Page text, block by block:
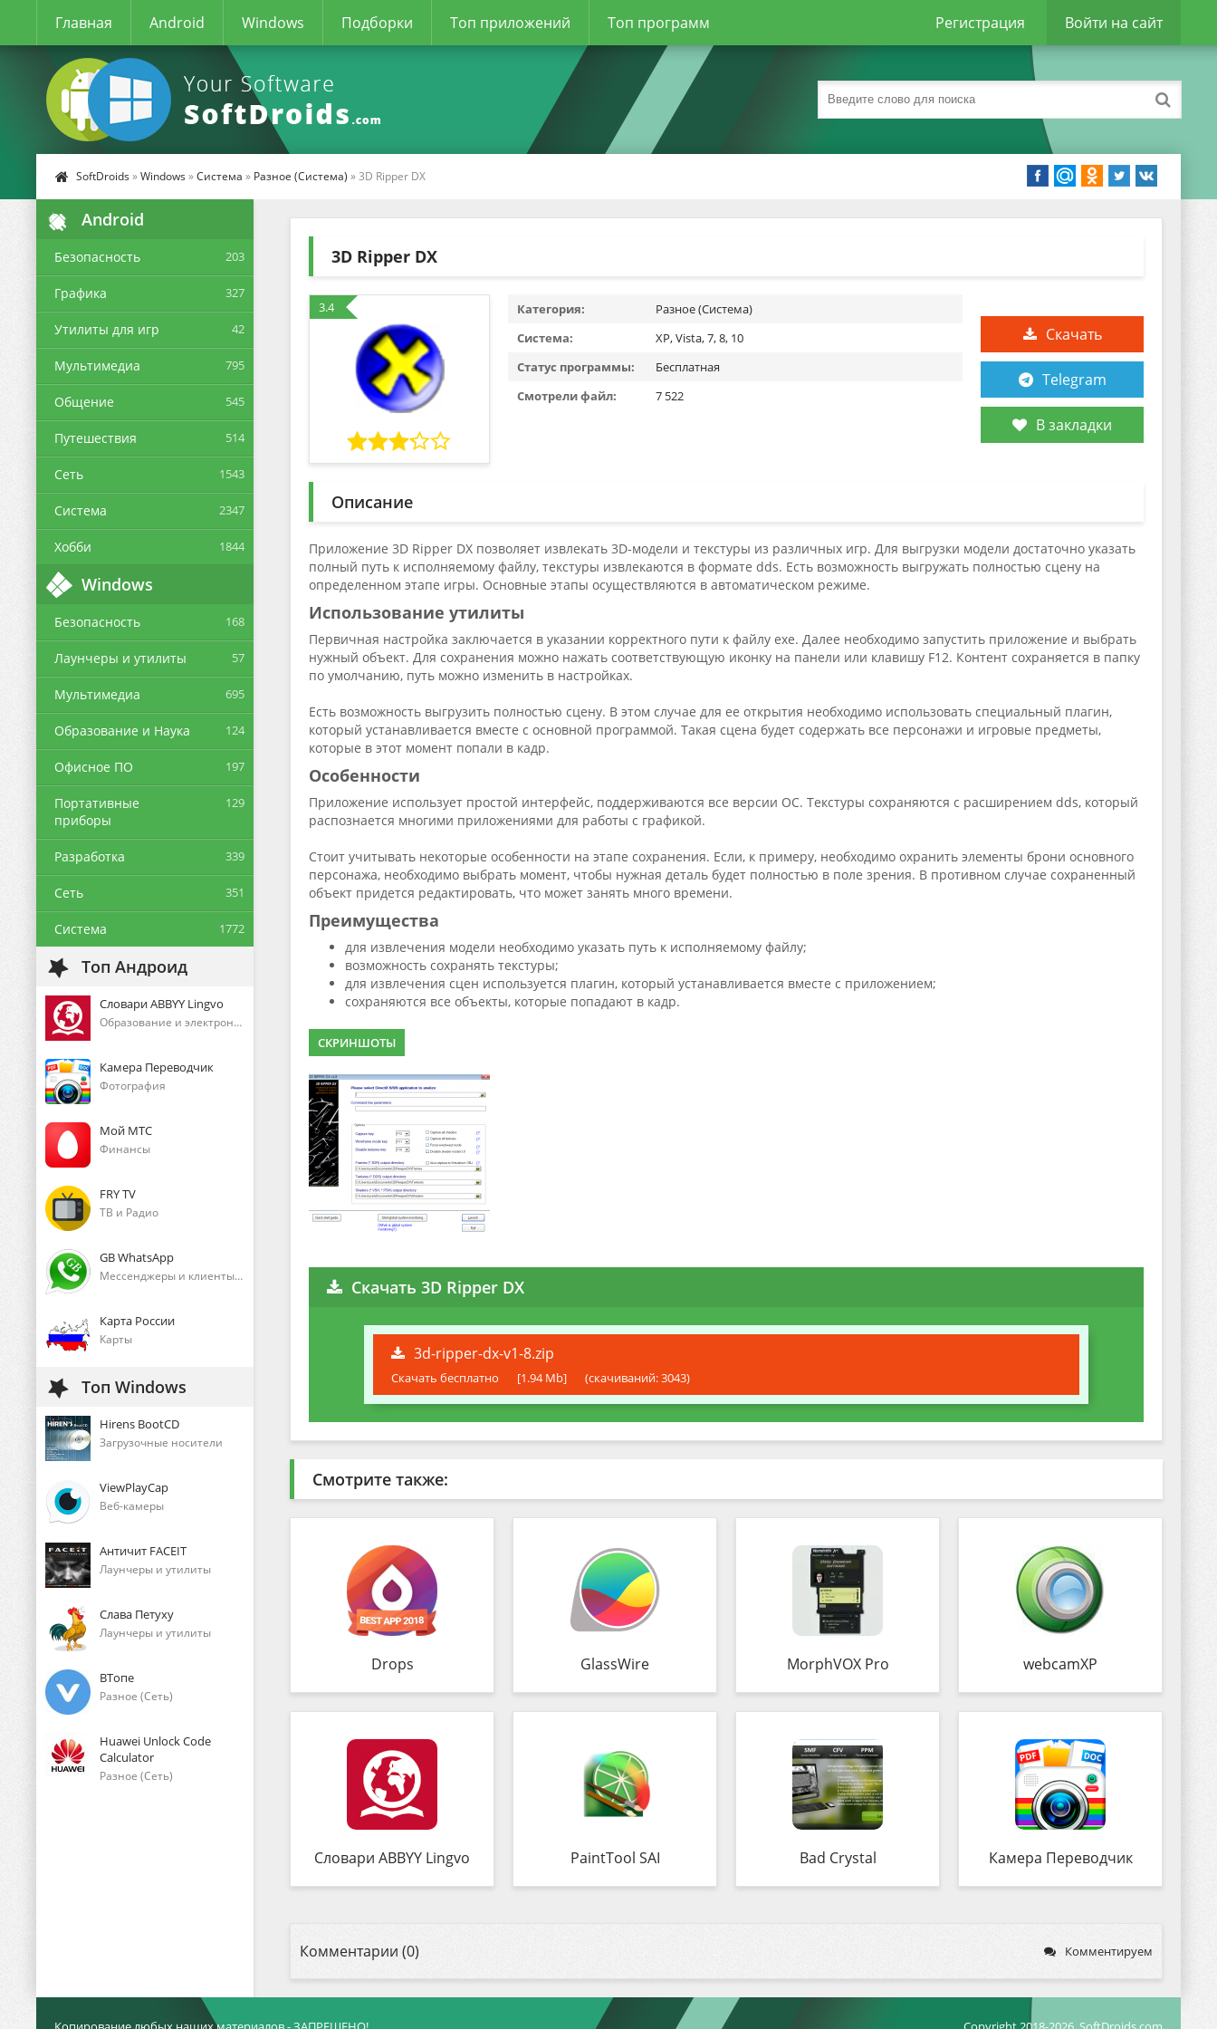
Главная Android Windows Подборки Топ приложений Топ программ Регистрация Войти на сайт
SoftDroids »Windows »Система » Разное (Система) » 3D Ripper DX
Android
Безопасность 203
Графика 327
Утилиты для игр 42
Мультимедиа 795
Общение 545
Путешествия 514
Сеть 1543
Система 2347
Хобби 1844
Windows
Безопасность 168
Лаунчеры и утилиты 57
Мультимедиа 695
Образование и Наука 124
Офисное ПО 197
Портативные
приборы
129
Разработка 339
Сеть 351
Система 1772
Топ Андроид
Словари ABBYY Lingvo
Образование и электронные книги
Камера Переводчик
Фотография
Мой МТС
Финансы
FRY TV
ТВ и Радио
GB WhatsApp
Мессенджеры и клиенты голосового общения
Карта России
Карты
Топ Windows
Hirens BootCD
Загрузочные носители
ViewPlayCap
Веб-камеры
Античит FACEIT
Лаунчеры и утилиты
Слава Петуху
Лаунчеры и утилиты
ВТопе
Разное (Сеть)
Huawei Unlock Code
Calculator
Разное (Сеть)
3D Ripper DX
3.4
Скачать
Telegram
В закладки
Категория:
Разное (Система)
Система:
XP, Vista, 7, 8, 10
Статус программы:
Бесплатная
Смотрели файл:
7 522
Описание
Приложение 3D Ripper DX позволяет извлекать 3D-модели и текстуры из различных игр. Для выгрузки модели достаточно указать
полный путь к исполняемому файлу, текстуры извлекаются в формате dds. Есть возможность выгружать полностью сцену на
определенном этапе игры. Основные этапы осуществляются в автоматическом режиме.
Использование утилиты
Первичная настройка заключается в указании корректного пути к файлу exe. Далее необходимо запустить приложение и выбрать
нужный объект. Для сохранения можно нажать соответствующую иконку на панели или клавишу F12. Контент сохраняется в папку
по умолчанию, путь можно изменить в настройках.
Есть возможность выгрузить полностью сцену. В этом случае для ее открытия необходимо использовать специальный плагин,
который устанавливается вместе с основной программой. Такая сцена будет содержать все персонажи и игровые предметы,
которые в этот момент попали в кадр.
Особенности
Приложение использует простой интерфейс, поддерживаются все версии ОС. Текстуры сохраняются с расширением dds, который
распознается многими приложениями для работы с графикой.
Стоит учитывать некоторые особенности на этапе сохранения. Если, к примеру, необходимо охранить элементы брони основного
персонажа, необходимо выбрать момент, чтобы нужная деталь будет полностью в поле зрения. В противном случае сохраненный
объект придется редактировать, что может занять много времени.
Преимущества
для извлечения модели необходимо указать путь к исполняемому файлу;
возможность сохранять текстуры;
для извлечения сцен используется плагин, который устанавливается вместе с приложением;
сохраняются все объекты, которые попадают в кадр.
СКРИНШОТЫ
Скачать 3D Ripper DX
3d-ripper-dx-v1-8.zip
Скачать бесплатно [1.94 Mb] (cкачиваний: 3043)
Смотрите также:
Drops GlassWire MorphVOX Pro webcamXP
Словари ABBYY Lingvo PaintTool SAI Bad Crystal Камера Переводчик
Комментарии (0) Комментируем